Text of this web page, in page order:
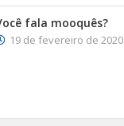
fala mooquês?
19 de fevereiro de 2020